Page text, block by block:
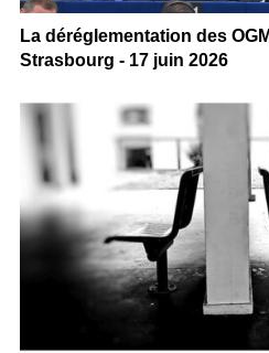
La déréglementation des
Strasbourg - 17 juin 2026